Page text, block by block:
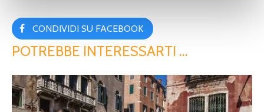
CONDIVIDI SU FACEBOOK
POTREBBE INTERESSARTI …